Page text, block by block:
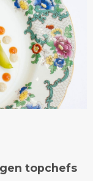
topchefs